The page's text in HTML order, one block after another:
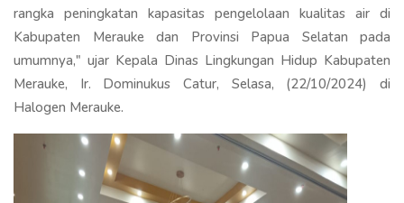
rangka peningkatan kapasitas pengelolaan kualitas air di
Kabupaten Merauke dan Provinsi Papua Selatan pada
umumnya," ujar Kepala Dinas Lingkungan Hidup Kabupaten
Merauke, Ir. Dominukus Catur, Selasa, (22/10/2024) di
Halogen Merauke.